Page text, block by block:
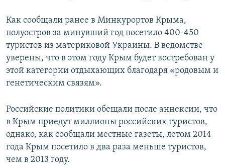
Как сообщали ранее в Минкурортов Крыма,
полуостров за минувший год посетило 400-450
туристов из материковой Украины. В ведомстве
уверены, что в этом году Крым будет востребован у
этой категории отдыхающих благодаря «родовым и
генетическим связям».
Российские политики обещали после аннексии, что
в Крым приедут миллионы российских туристов,
однако, как сообщали местные газеты, летом 2014
года Крым посетило в два раза меньше туристов,
чем в 2013 году.